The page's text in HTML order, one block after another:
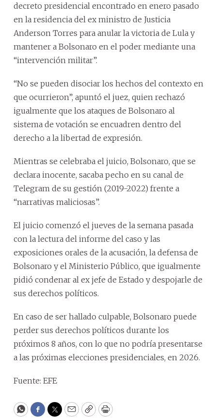
decreto presidencial encontrado en enero pasado
en la residencia del ex ministro de Justicia
Anderson Torres para anular la victoria de Lula y
mantener a Bolsonaro en el poder mediante una
“intervención militar”.
“No se pueden disociar los hechos del contexto en
que ocurrieron”, apuntó el juez, quien rechazó
igualmente que los ataques de Bolsonaro al
sistema de votación se encuadren dentro del
derecho a la libertad de expresión.
Mientras se celebraba el juicio, Bolsonaro, que se
declara inocente, sacaba pecho en su canal de
Telegram de su gestión (2019-2022) frente a
“narrativas maliciosas”.
El juicio comenzó el jueves de la semana pasada
con la lectura del informe del caso y las
exposiciones orales de la acusación, la defensa de
Bolsonaro y el Ministerio Público, que igualmente
pidió condenar al ex jefe de Estado y despojarle de
sus derechos políticos.
En caso de ser hallado culpable, Bolsonaro puede
perder sus derechos políticos durante los
próximos 8 años, con lo que no podría presentarse
a las próximas elecciones presidenciales, en 2026.
Fuente: EFE
WhatsApp
Facebook
Twitter
EmailCopyPrint